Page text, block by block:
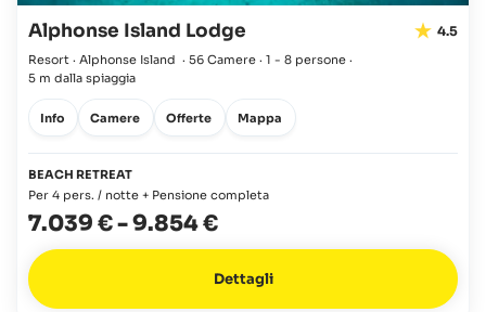
Alphonse Island Lodge 4.5
Resort · Alphonse Island · 56 Camere · 1 - 8 persone ·
5 m dalla spiaggia
Info Camere Offerte Mappa
BEACH RETREAT
Per 4 pers. / notte + Pensione completa
7.039 €-9.854 €
Dettagli